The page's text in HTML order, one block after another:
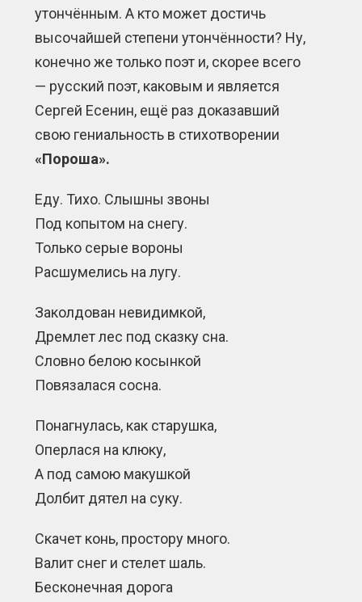
утончённым. А кто может достичь
высочайшей степени утончённости? Ну,
конечно же только поэт и, скорее всего
— русский поэт, каковым и является
Сергей Есенин, ещё раз доказавший
свою гениальность в стихотворении
«Пороша».
Еду. Тихо. Слышны звоны
Под копытом на снегу.
Только серые вороны
Расшумелись на лугу.
Заколдован невидимкой,
Дремлет лес под сказку сна.
Словно белою косынкой
Повязалася сосна.
Понагнулась, как старушка,
Оперлася на клюку,
А под самою макушкой
Долбит дятел на суку.
Скачет конь, простору много.
Валит снег и стелет шаль.
Бесконечная дорога